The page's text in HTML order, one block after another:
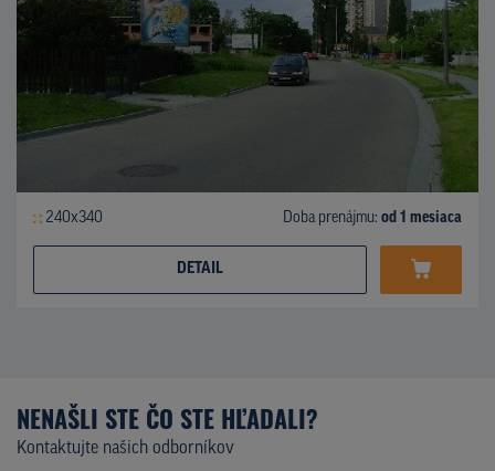
240x340 Doba prenájmu: od 1 mesiaca
DETAIL
NENAŠLI STE ČO STE HĽADALI?
Kontaktujte našich odborníkov